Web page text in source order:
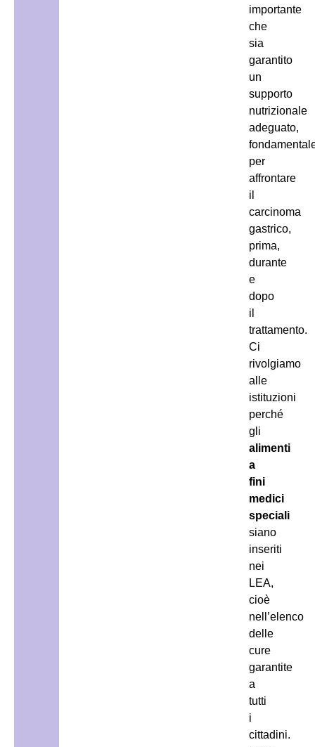
importante
che
sia
garantito
un
supporto
nutrizionale
adeguato,
per
affrontare
il
carcinoma
gastrico,
prima,
durante
e
dopo
il
trattamento.
Ci
rivolgiamo
alle
istituzioni
perché
gli
alimenti
a
fini
medici
speciali
siano
inseriti
nei
LEA,
cioè
nell’elenco
delle
cure
garantite
a
tutti
i
cittadini.